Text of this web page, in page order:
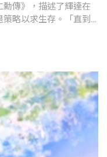
傳》，描述了輝達在
略以求生存。「直到
在2023年提到，輝達